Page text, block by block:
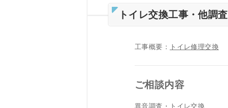
トイレ交換工事・他調査
工事概要： トイレ修理交換
ご相談内容
異音調査・トイレ交換